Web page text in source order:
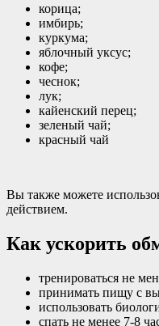
корица;
имбирь;
куркума;
яблочный уксус;
кофе;
чеснок;
лук;
кайенский перец;
зеленый чай;
красный чай
Вы также можете
действием.
Как ускорить
тренироваться не
принимать пищу с
использовать
спать не менее 7-8